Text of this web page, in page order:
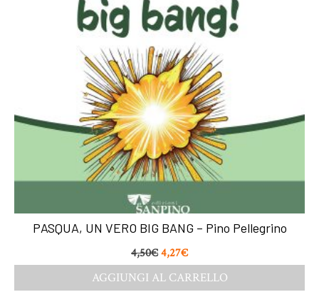
PASQUA, UN VERO BIG BANG – Pino Pellegrino
4,50€4,27€
AGGIUNGI AL CARRELLO